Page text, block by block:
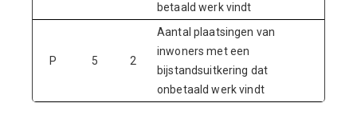
betaald werk vindt
P 5 2
Aantal plaatsingen van
inwoners met een
bijstandsuitkering dat
onbetaald werk vindt